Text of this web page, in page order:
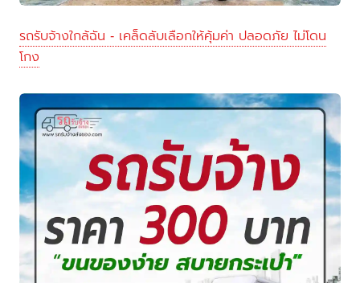
รถรับจ้างใกล้ฉัน - เคล็ดลับเลือกให้คุ้มค่า ปลอดภัย ไม่โดน
โกง